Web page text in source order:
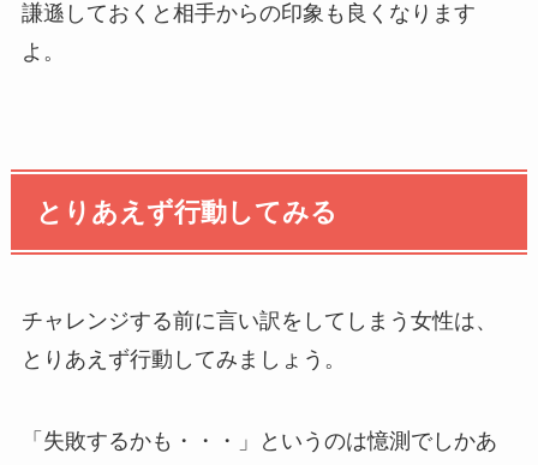
謙遜しておくと相手からの印象も良くなります
よ。
とりあえず行動してみる
チャレンジする前に言い訳をしてしまう女性は、
とりあえず行動してみましょう。
「失敗するかも・・・」というのは憶測でしかあ